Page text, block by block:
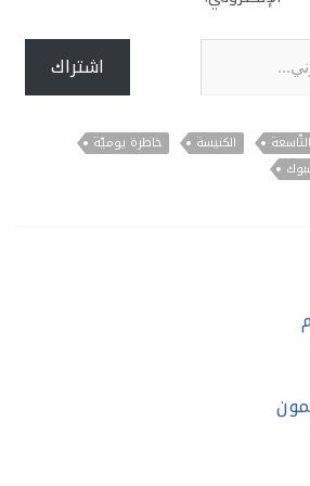
اشتراك
الكنيسة
خاطرة يوميّة